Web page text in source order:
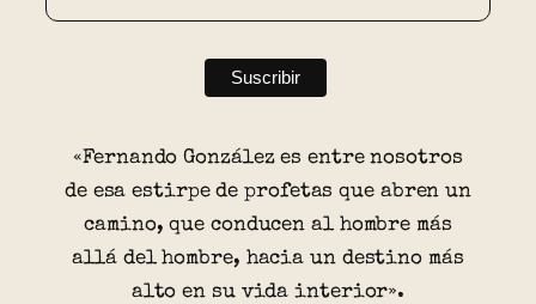
«Fernando González es entre nosotros
de esa estirpe de profetas que abren un
camino, que conducen al hombre más
allá del hombre, hacia un destino más
alto en su vida interior».